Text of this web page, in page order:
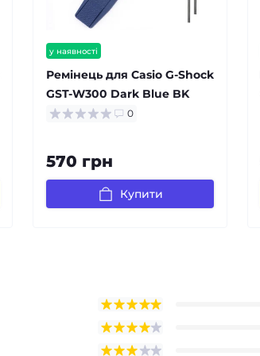
у наявності
Ремінець для Casio G-Shock
GST-W300 Dark Blue BK
0
570 грн
Купити